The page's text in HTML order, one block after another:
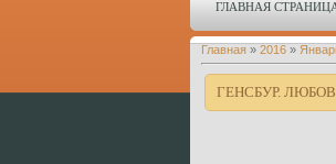
ГЛАВНАЯ
Главная » 2016 »
ГЕНСБУР. ЛЮБОВЬ